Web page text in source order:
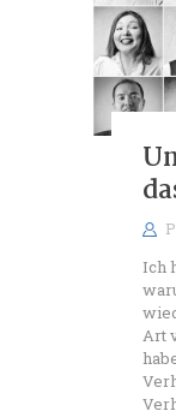
Ich
Art